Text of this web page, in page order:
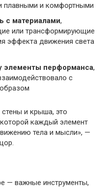
плавными и комфортными
с материалами,
или трансформирующие
эффекта движения света
элементы перформанса,
с
стены и крыша, это
каждый элемент
тела и мысли», —
— важные инструменты,